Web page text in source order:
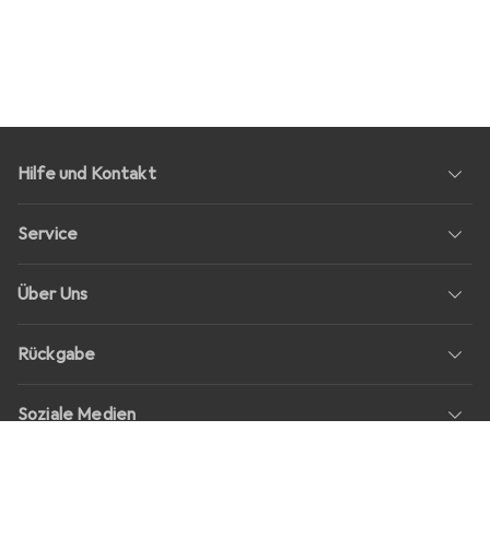
Hilfe und Kontakt
Service
Über Uns
Rückgabe
Soziale Medien